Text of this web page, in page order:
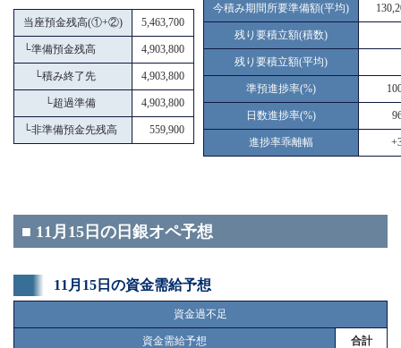
当座預金残高(①+②) 5,463,700
└準備預金残高 4,903,800
└積み終了先 4,903,800
└超過準備 4,903,800
└非準備預金先残高 559,900
今積み期間所要準備額(平均)
残り要積立額(積数)
残り要積立額(平均)
準預進捗率(%)
日数進捗率(%)
進捗率乖離幅
■ 11月15日の日銀オペ予想
11月15日の資金需給予想
資金過不足
資金需給予想
合計